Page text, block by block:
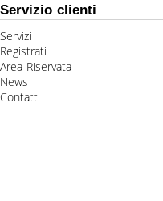
Servizio clienti
Servizi
Registrati
Area Riservata
News
Contatti